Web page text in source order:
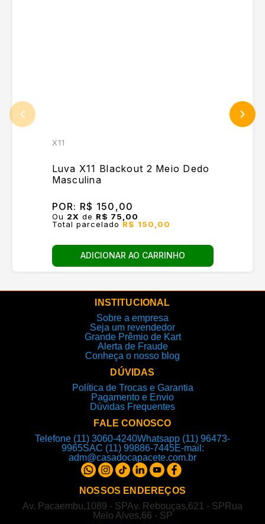
X11
Luva X11 Blackout 2 Meio Dedo
Masculina
POR: R$ 150,00
Ou 2X de R$ 75,00
Total parceladoR$ 150,00
ADICIONAR AO CARRINHO
INSTITUCIONAL
Sobre a empresa
Seja um revendedor
Grande Prêmio de Kart
Alerta de Fraude
Conheça o nosso blog
DÚVIDAS
Política de Trocas e Garantia
Pagamento e Envio
Dúvidas Frequentes
FALE CONOSCO
Telefone (11) 3060-4240Whatsapp (11) 96473-
9965SAC (11) 99886-7445E-mail:
adm@casadocapacete.com.br
NOSSOS ENDEREÇOS
Av. Pacaembu,1089 - SPAv. Rebouças,621 - SP Rua
Melo Alves,66 - SP